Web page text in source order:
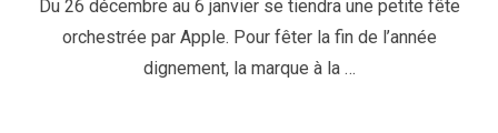
Du 26 décembre au 6 janvier se tiendra une petite fête
orchestrée par Apple. Pour fêter la fin de l’année
dignement, la marque à la …